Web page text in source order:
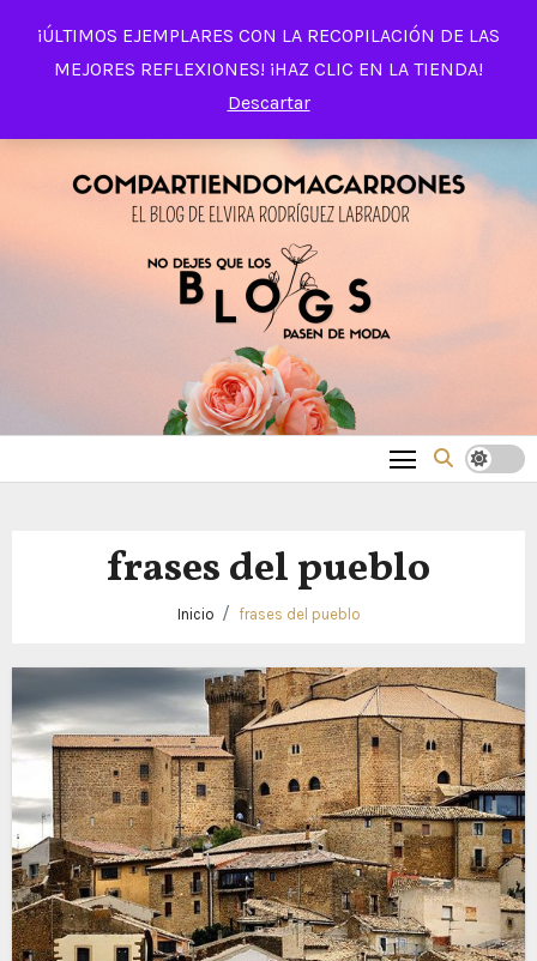
¡ÚLTIMOS EJEMPLARES CON LA RECOPILACIÓN DE LAS
MEJORES REFLEXIONES! ¡HAZ CLIC EN LA TIENDA!
Descartar
contenido
frases del pueblo
Inicio frases del pueblo